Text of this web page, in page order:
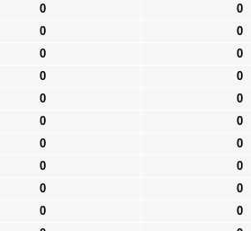
0 0
0 0
0 0
0 0
0 0
0 0
0 0
0 0
0 0
0 0